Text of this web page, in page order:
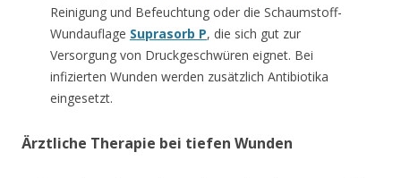
Reinigung und Befeuchtung oder die Schaumstoff-
Wundauflage Suprasorb P, die sich gut zur
Versorgung von Druckgeschwüren eignet. Bei
infizierten Wunden werden zusätzlich Antibiotika
eingesetzt.
Ärztliche Therapie bei tiefen Wunden